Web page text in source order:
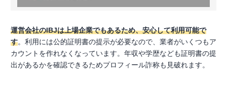
運営会社のIBJは上場企業でもあるため、安心して利用可能で
す。利用には公的証明書の提示が必要なので、業者がいくつもア
カウントを作れなくなっています。年収や学歴なども証明書の提
出があるかを確認できるためプロフィール詐称も見破れます。